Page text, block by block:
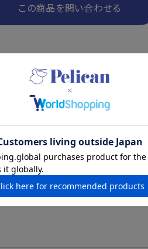
この商品を問い合わせる